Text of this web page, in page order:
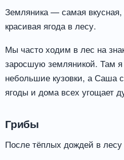
Земляника — самая
красивая ягода в лесу.
Мы часто ходим в лес на
заросшую земляникой. Там
небольшие кузовки, а Саша
ягоды и дома всех угощает
Грибы
После тёплых дождей в